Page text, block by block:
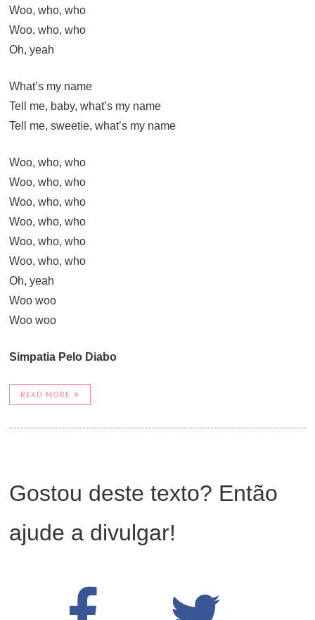
Woo, who, who
Woo, who, who
Oh, yeah
What’s my name
Tell me, baby, what’s my name
Tell me, sweetie, what’s my name
Woo, who, who
Woo, who, who
Woo, who, who
Woo, who, who
Woo, who, who
Woo, who, who
Oh, yeah
Woo woo
Woo woo
Simpatia Pelo Diabo
READ MORE
Gostou deste texto? Então
ajude a divulgar!